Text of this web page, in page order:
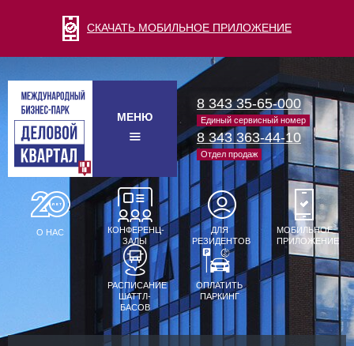
СКАЧАТЬ МОБИЛЬНОЕ ПРИЛОЖЕНИЕ
МЕНЮ
8 343 35-65-000
Единый сервисный номер
8 343 363-44-10
Отдел продаж
О НАС
КОНФЕРЕНЦ-
ЗАЛЫ
ДЛЯ
РЕЗИДЕНТОВ
МОБИЛЬНОЕ
ПРИЛОЖЕНИЕ
РАСПИСАНИЕ
ШАТТЛ-
БАСОВ
ОПЛАТИТЬ
ПАРКИНГ